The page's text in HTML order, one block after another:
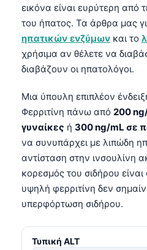
εικόνα είναι ευρύτερη από
του ήπατος. Τα άρθρα μας
ηπατικών ενζύμων και το
χρήσιμα αν θέλετε να
διαβάζουν οι ηπατολόγοι.
Μια ύπουλη επιπλέον
Φερριτίνη πάνω από 200
γυναίκες ή 300 ng/mL σε
να συνυπάρχει με λιπώδη
αντίσταση στην ινσουλίνη
κορεσμός του σιδήρου είναι
υψηλή φερριτίνη δεν
υπερφόρτωση σιδήρου.
Τυπική ALT
हिन्दी
Հայերեն
Íslenska
Српски језик
Svenska
Bosanski
Azərbaycan dili
Eesti
日本語
Čeština
ქართული